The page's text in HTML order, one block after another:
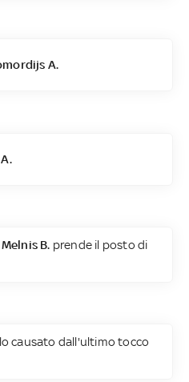
A.
Melnis B. prende il posto di
causato dall'ultimo tocco